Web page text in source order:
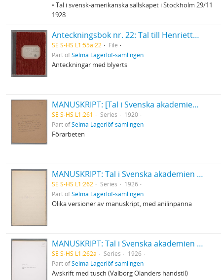
• Tal i svensk-amerikanska sällskapet i Stockholm 29/11
1928
Anteckningsbok nr. 22: Tal till Henriette Coyet på Torup m.m.
SE S-HS L1:55a:22
File
Part ofSelma Lagerlöf-samlingen
Anteckningar med blyerts
MANUSKRIPT: [Tal i Svenska akademien 20/12 1920]
SE S-HS L1:261 Series
1920
Part ofSelma Lagerlöf-samlingen
Förarbeten
MANUSKRIPT: Tal i Svenska akademien 20 december 1926
SE S-HS L1:262 Series
1926
Part ofSelma Lagerlöf-samlingen
Olika versioner av manuskript, med anilinpanna
MANUSKRIPT: Tal i Svenska akademien 20 december 1926
SE S-HS L1:262a Series
1926
Part ofSelma Lagerlöf-samlingen
Avskrift med tusch (Valborg Olanders handstil)